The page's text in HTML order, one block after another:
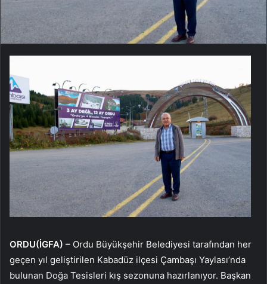
ORDU(İGFA) – Ordu Büyükşehir Belediyesi tarafından her
geçen yıl geliştirilen Kabadüz ilçesi Çambaşı Yaylası’nda
bulunan Doğa Tesisleri kış sezonuna hazırlanıyor. Başkan